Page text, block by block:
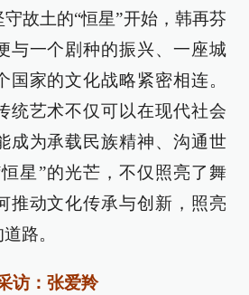
故土的“恒星”开始，韩再芬
与一个剧种的振兴、一座城
国家的文化战略紧密相连。
统艺术不仅可以在现代社会
成为承载民族精神、沟通世
星”的光芒，不仅照亮了舞
推动文化传承与创新，照亮
路。
访：张爱羚